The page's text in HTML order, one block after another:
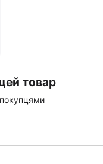
товар